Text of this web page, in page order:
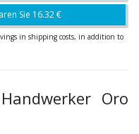
Sie 16.32 €
in shipping costs, in addition to
Oro